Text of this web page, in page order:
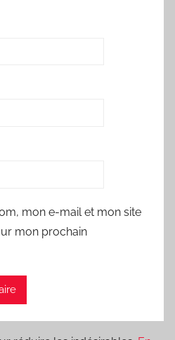
mon e-mail et mon site
mon prochain